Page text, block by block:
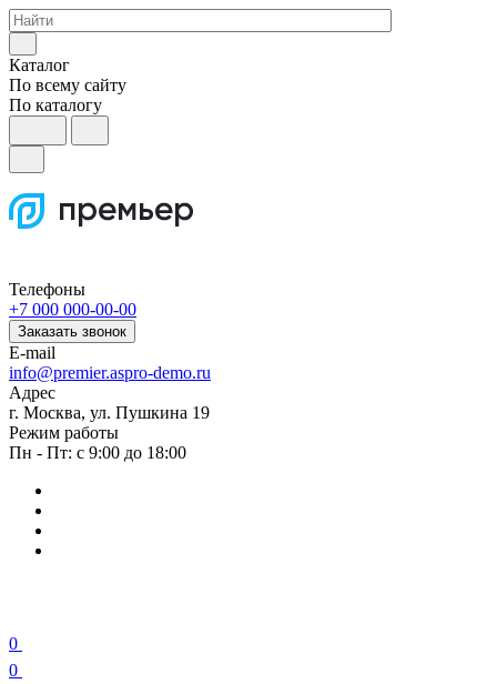
Каталог
По всему сайту
По каталогу
Телефоны
+7 000 000-00-00
Заказать звонок
E-mail
info@premier.aspro-demo.ru
Адрес
г. Москва, ул. Пушкина 19
Режим работы
Пн - Пт: с 9:00 до 18:00
0
0